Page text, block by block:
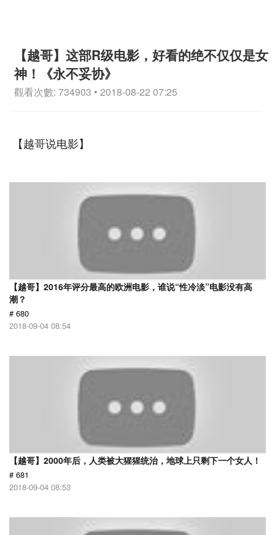
【越哥】这部R级电影，好看的绝不仅仅是女
神！《永不妥协》
觀看次數: 734903 • 2018-08-22 07:25
【越哥说电影】
【越哥】2016年评分最高的欧洲电影，谁说“性冷淡”电影没有高
潮？
# 680
2018-09-04 08:54
【越哥】2000年后，人类被大猩猩统治，地球上只剩下一个女人！
# 681
2018-09-04 08:53